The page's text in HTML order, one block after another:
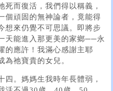
死而復活，我們得以稱義，
個頑固的無神論者，竟能得
想來仍覺不可思議。即將步
天能進入那更美的家鄉──永
的應許！我滿心感謝主耶
為祂寶貴的女兒。
四。媽媽生我時年長體弱，